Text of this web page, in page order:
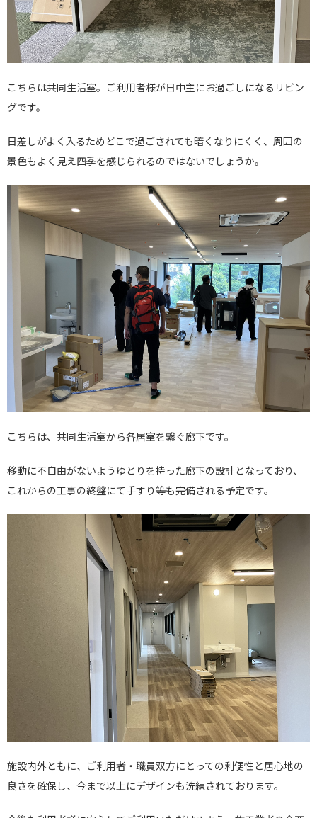
こちらは共同生活室。ご利用者様が日中主にお過ごしになるリビン
グです。
日差しがよく入るためどこで過ごされても暗くなりにくく、周囲の
景色もよく見え四季を感じられるのではないでしょうか。
こちらは、共同生活室から各居室を繋ぐ廊下です。
移動に不自由がないようゆとりを持った廊下の設計となっており、
これからの工事の終盤にて手すり等も完備される予定です。
施設内外ともに、ご利用者・職員双方にとっての利便性と居心地の
良さを確保し、今まで以上にデザインも洗練されております。